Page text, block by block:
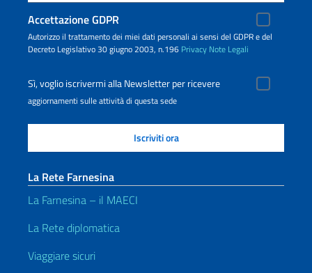
Accettazione GDPR
Autorizzo il trattamento dei miei dati personali ai sensi del GDPR e del
Decreto Legislativo 30 giugno 2003, n.196 Privacy Note Legali
Sì, voglio iscrivermi alla Newsletter per ricevere
aggiornamenti sulle attività di questa sede
La Rete Farnesina
La Farnesina – il MAECI
La Rete diplomatica
Viaggiare sicuri